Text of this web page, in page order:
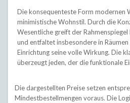
Die konsequenteste Form modernen
minimistische Wohnstil. Durch die
Wesentliche greift der Rahmenspiegel
und entfaltet insbesondere in
Einrichtung seine volle Wirkung. Die
überzeugt jeden, der die funktionale
Die dargestellten Preise setzen
Mindestbestellmengen voraus. Die